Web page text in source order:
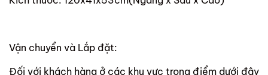
Vận chuyển và Lắp đặt:
Đối với khách hàng ở các khu vực trọng điểm dưới đây